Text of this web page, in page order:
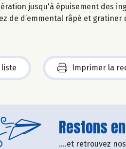
jusqu'à épuisement des
de d’emmental râpé et
liste Imprimer la
Restons
....et retrouvez